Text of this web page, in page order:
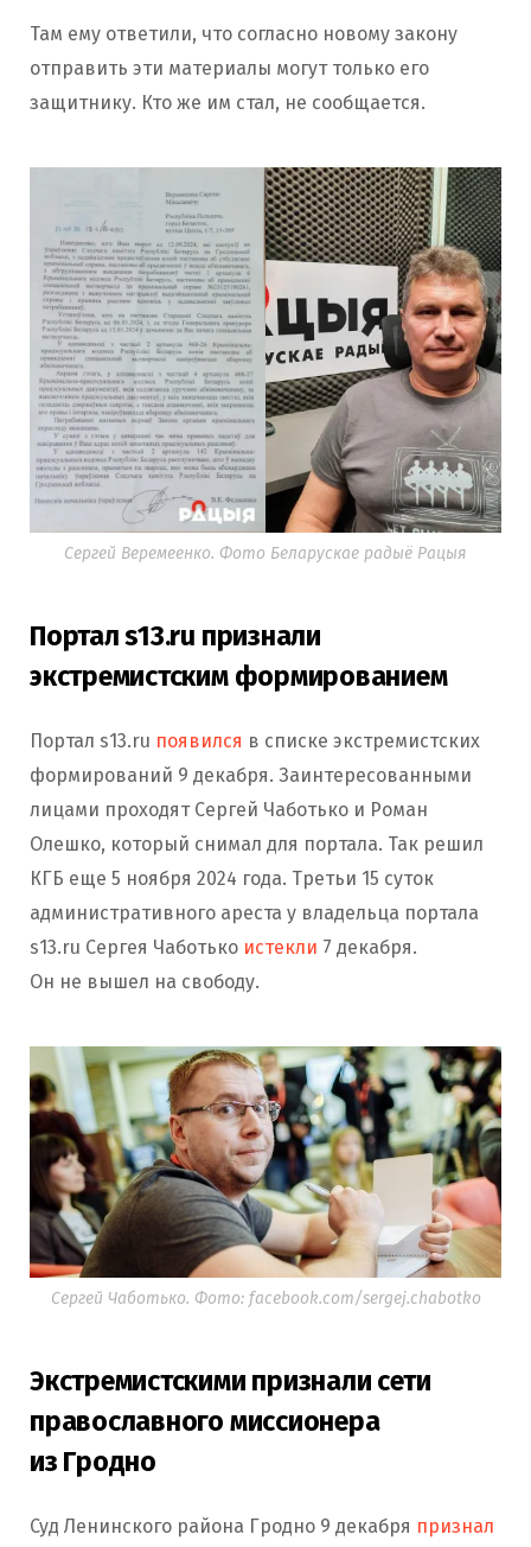
Там ему ответили, что согласно новому закону
отправить эти материалы могут только его
защитнику. Кто же им стал, не сообщается.
Сергей Веремеенко. Фото Беларускае радыё Рацыя
Портал s13.ru признали
экстремистским формированием
Портал s13.ru появился в списке экстремистских
формирований 9 декабря. Заинтересованными
лицами проходят Сергей Чаботько и Роман
Олешко, который снимал для портала. Так решил
КГБ еще 5 ноября 2024 года. Третьи 15 суток
административного ареста у владельца портала
s13.ru Сергея Чаботько истекли 7 декабря.
Он не вышел на свободу.
Сергей Чаботько. Фото: facebook.com/sergej.chabotko
Экстремистскими признали сети
православного миссионера
из Гродно
Суд Ленинского района Гродно 9 декабря признал